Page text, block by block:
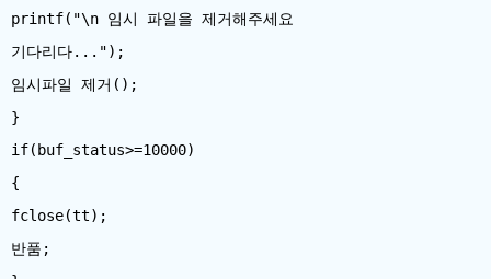
printf("\n 임시 파일을 제거해주세요
기다리다...");
임시파일 제거();
}
if(buf_status>=10000)
{
fclose(tt);
반품;